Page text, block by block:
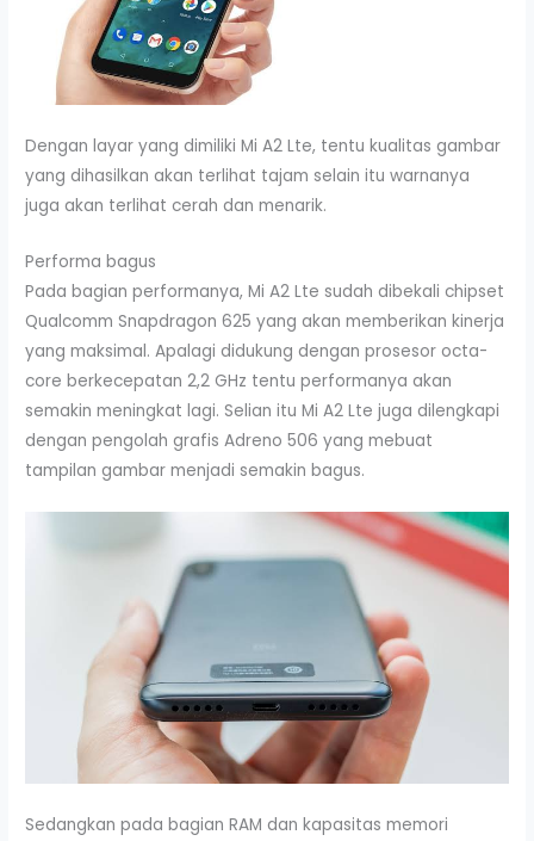
Dengan layar yang dimiliki Mi A2 Lte, tentu kualitas gambar
yang dihasilkan akan terlihat tajam selain itu warnanya
juga akan terlihat cerah dan menarik.
Performa bagus
Pada bagian performanya, Mi A2 Lte sudah dibekali chipset
Qualcomm Snapdragon 625 yang akan memberikan kinerja
yang maksimal. Apalagi didukung dengan prosesor octa-
core berkecepatan 2,2 GHz tentu performanya akan
semakin meningkat lagi. Selian itu Mi A2 Lte juga dilengkapi
dengan pengolah grafis Adreno 506 yang mebuat
tampilan gambar menjadi semakin bagus.
Sedangkan pada bagian RAM dan kapasitas memori